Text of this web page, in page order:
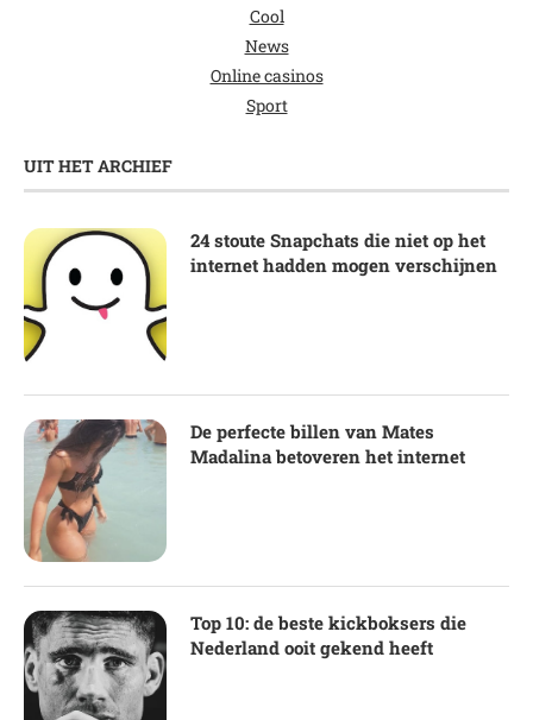
Cool
News
Online casinos
Sport
UIT HET ARCHIEF
24 stoute Snapchats die niet op het
internet hadden mogen verschijnen
De perfecte billen van Mates
Madalina betoveren het internet
Top 10: de beste kickboksers die
Nederland ooit gekend heeft